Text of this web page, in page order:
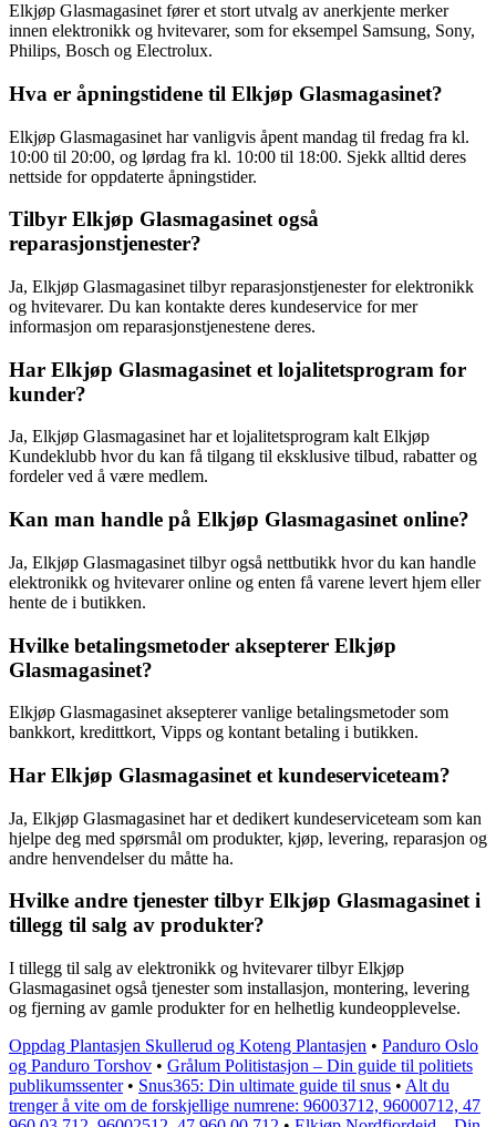
Elkjøp Glasmagasinet fører et stort utvalg av anerkjente merker
innen elektronikk og hvitevarer, som for eksempel Samsung, Sony,
Philips, Bosch og Electrolux.
Hva er åpningstidene til Elkjøp Glasmagasinet?
Elkjøp Glasmagasinet har vanligvis åpent mandag til fredag fra kl.
10:00 til 20:00, og lørdag fra kl. 10:00 til 18:00. Sjekk alltid deres
nettside for oppdaterte åpningstider.
Tilbyr Elkjøp Glasmagasinet også
reparasjonstjenester?
Ja, Elkjøp Glasmagasinet tilbyr reparasjonstjenester for elektronikk
og hvitevarer. Du kan kontakte deres kundeservice for mer
informasjon om reparasjonstjenestene deres.
Har Elkjøp Glasmagasinet et lojalitetsprogram for
kunder?
Ja, Elkjøp Glasmagasinet har et lojalitetsprogram kalt Elkjøp
Kundeklubb hvor du kan få tilgang til eksklusive tilbud, rabatter og
fordeler ved å være medlem.
Kan man handle på Elkjøp Glasmagasinet online?
Ja, Elkjøp Glasmagasinet tilbyr også nettbutikk hvor du kan handle
elektronikk og hvitevarer online og enten få varene levert hjem eller
hente de i butikken.
Hvilke betalingsmetoder aksepterer Elkjøp
Glasmagasinet?
Elkjøp Glasmagasinet aksepterer vanlige betalingsmetoder som
bankkort, kredittkort, Vipps og kontant betaling i butikken.
Har Elkjøp Glasmagasinet et kundeserviceteam?
Ja, Elkjøp Glasmagasinet har et dedikert kundeserviceteam som kan
hjelpe deg med spørsmål om produkter, kjøp, levering, reparasjon og
andre henvendelser du måtte ha.
Hvilke andre tjenester tilbyr Elkjøp Glasmagasinet i
tillegg til salg av produkter?
I tillegg til salg av elektronikk og hvitevarer tilbyr Elkjøp
Glasmagasinet også tjenester som installasjon, montering, levering
og fjerning av gamle produkter for en helhetlig kundeopplevelse.
Oppdag Plantasjen Skullerud og Koteng Plantasjen • Panduro Oslo
og Panduro Torshov • Grålum Politistasjon – Din guide til politiets
publikumssenter• Snus365: Din ultimate guide til snus • Alt du
trenger å vite om de forskjellige numrene: 96003712, 96000712, 47